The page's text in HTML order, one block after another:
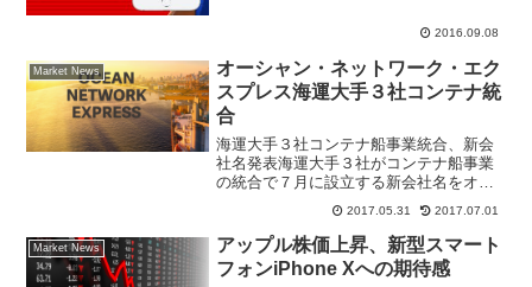
プルのスマートフォン（スマホ）「ｉＰ
2016.09.08
Market News
オーシャン・ネットワーク・エク
スプレス海運大手３社コンテナ統
合
海運大手３社コンテナ船事業統合、新会
社名発表海運大手３社がコンテナ船事業
の統合で７月に設立する新会社名をオー
シャン・ネットワーク・エクスプレス・
ホールディングスにすると発表した。日
本郵船、商船三井、川崎汽船が持ち株会
社を東京、事業会社をシン...
2017.05.31 2017.07.01
Market News
アップル株価上昇、新型スマート
フォンiPhone Xへの期待感